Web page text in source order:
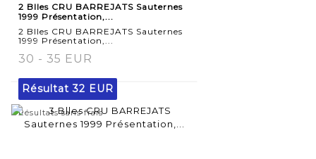
détaillée
2 Blles CRU BARREJATS Sauternes
1999 Présentation,...
2 Blles CRU BARREJATS Sauternes
1999 Présentation,...
30 - 35 EUR
Résultat32 EUR
Résultats sans frais